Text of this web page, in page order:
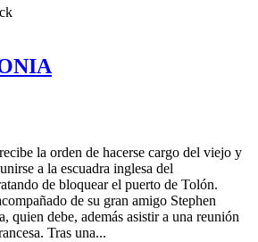
la orden de hacerse cargo del viejo y
a la escuadra inglesa del
de bloquear el puerto de Tolón.
de su gran amigo Stephen
quien debe, además asistir a una reunión
Tras una...